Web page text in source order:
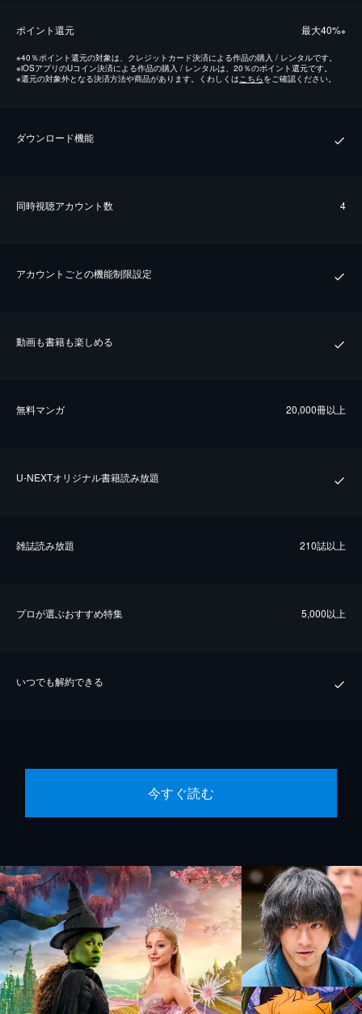
ポイント還元 最⼤40%※
※40％ポイント還元の対象は、クレジットカード決済による作品の購入 / レンタルです。
※iOSアプリのUコイン決済による作品の購入 / レンタルは、20％のポイント還元です。
※還元の対象外となる決済方法や商品があります。くわしくは こちらをご確認ください。
ダウンロード機能
同時視聴アカウント数 4
アカウントごとの機能制限設定
動画も書籍も楽しめる
無料マンガ 20,000冊以上
U-NEXTオリジナル書籍読み放題
雑誌読み放題 210誌以上
プロが選ぶおすすめ特集 5,000以上
いつでも解約できる
今すぐ読む